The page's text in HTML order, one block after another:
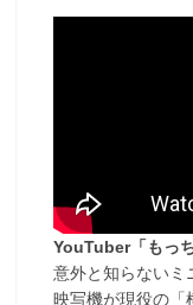
YouTuber「もっ
意外と知らない
映写機が現役の「